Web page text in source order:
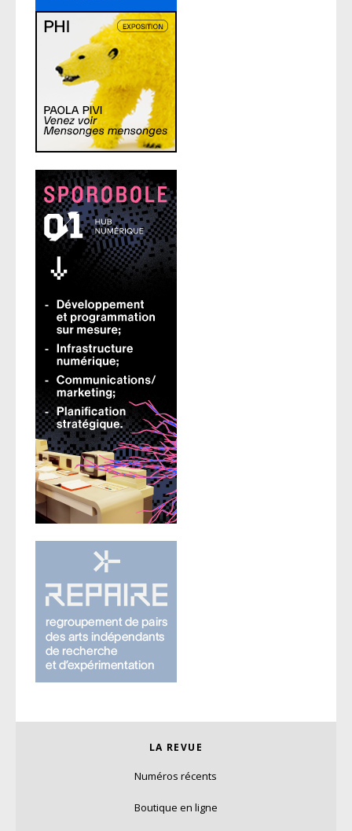
LA REVUE
Numéros récents
Boutique en ligne